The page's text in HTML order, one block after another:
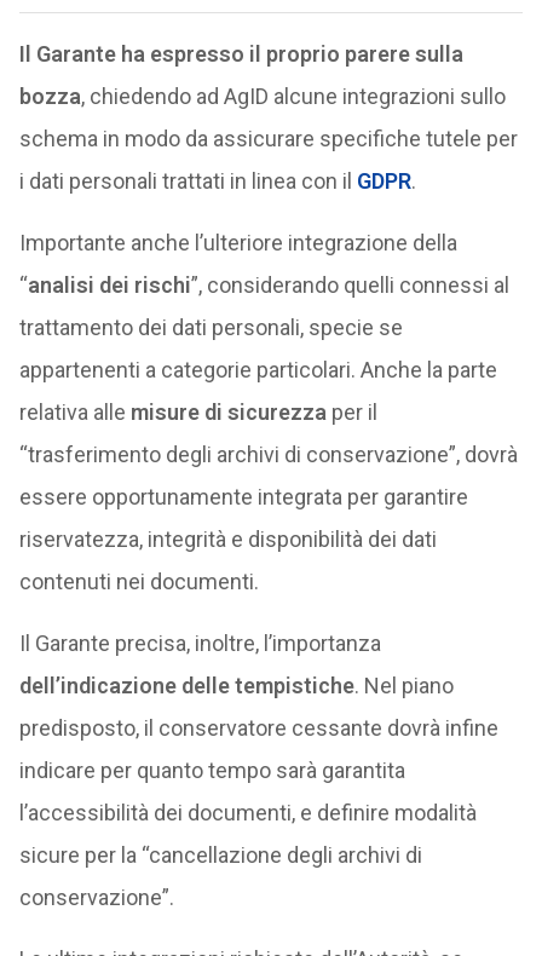
Il Garante ha espresso il proprio parere sulla
bozza, chiedendo ad AgID alcune integrazioni sullo
schema in modo da assicurare specifiche tutele per
i dati personali trattati in linea con il GDPR.
Importante anche l’ulteriore integrazione della
“analisi dei rischi”, considerando quelli connessi al
trattamento dei dati personali, specie se
appartenenti a categorie particolari. Anche la parte
relativa alle misure di sicurezza per il
“trasferimento degli archivi di conservazione”, dovrà
essere opportunamente integrata per garantire
riservatezza, integrità e disponibilità dei dati
contenuti nei documenti.
Il Garante precisa, inoltre, l’importanza
dell’indicazione delle tempistiche. Nel piano
predisposto, il conservatore cessante dovrà infine
indicare per quanto tempo sarà garantita
l’accessibilità dei documenti, e definire modalità
sicure per la “cancellazione degli archivi di
conservazione”.